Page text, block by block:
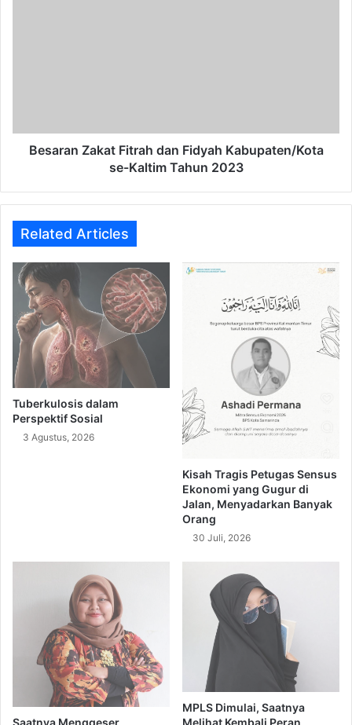
Tahun
2023Besaran Zakat Fitrah dan Fidyah Kabupaten/Kota
se-Kaltim Tahun 2023
Related Articles
Tuberkulosis dalam
Perspektif Sosial
3 Agustus, 2026
Kisah Tragis Petugas Sensus
Ekonomi yang Gugur di
Jalan, Menyadarkan Banyak
Orang
30 Juli, 2026
MPLS Dimulai, Saatnya
Melihat Kembali Peran